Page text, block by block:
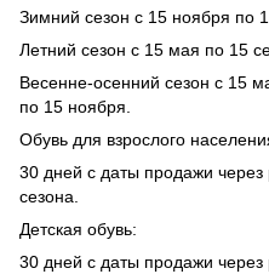
Зимний сезон с 15 ноября по
Летний сезон с 15 мая по 15
Весенне-осенний сезон с 15
по 15 ноября.
Обувь для взрослого
30 дней с даты продажи через
сезона.
Детская обувь:
30 дней с даты продажи через